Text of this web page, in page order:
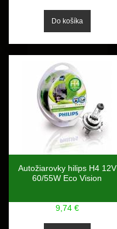
Autožiarovky hilips H4 12V
60/55W Eco Vision
9,74 €